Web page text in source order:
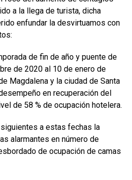
a la llega de turista, dicha
enfundar la desvirtuamos con
de fin de año y puente de
de 2020 al 10 de enero de
Magdalena y la ciudad de Santa
en recuperación del
de 58 % de ocupación hotelera.
a estas fechas la
alarmantes en número de
de ocupación de camas